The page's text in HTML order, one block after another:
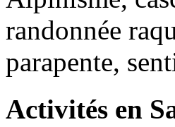
randonnée
parapente,
Activités en